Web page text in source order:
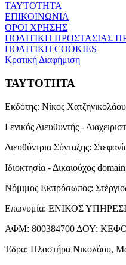
ΤΑΥΤΟΤΗΤΑ
ΕΠΙΚΟΙΝΩΝΙΑ
ΟΡΟΙ ΧΡΗΣΗΣ
ΠΟΛΙΤΙΚΗ ΠΡΟΣΤΑΣΙΑΣ
ΠΟΛΙΤΙΚΗ COOKIES
Κρατική Διαφήμιση
ΤΑΥΤΟΤΗΤΑ
Εκδότης: Νίκος Χατζηνικολάου
Γενικός Διευθυντής -
Διευθύντρια Σύνταξης:
Ιδιοκτησία - Δικαιούχος
Νόμιμος Εκπρόσωπος:
Επωνυμία: ΕΝΙΚΟΣ
ΑΦΜ: 800384700 ΔΟΥ:
Έδρα: Πλαστήρα Νικολάου,